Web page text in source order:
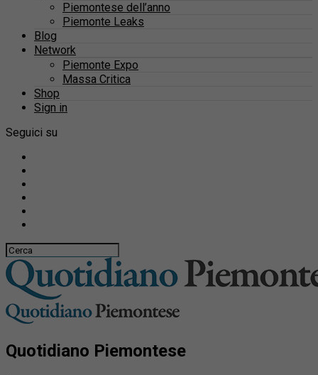
Piemontese dell’anno
Piemonte Leaks
Blog
Network
Piemonte Expo
Massa Critica
Shop
Sign in
Seguici su
Quotidiano Piemontese